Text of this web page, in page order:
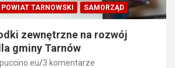
POWIAT TARNOWSKI SAMORZĄD
zewnętrzne na rozwój
gminy Tarnów
3 komentarze